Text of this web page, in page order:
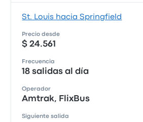
St. Louis hacia Springfield
Precio desde
$ 24.561
Frecuencia
18 salidas al día
Operador
Amtrak, FlixBus
Siguiente salida